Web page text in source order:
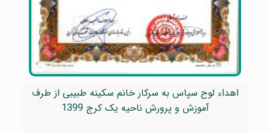
اهداء لوح سپاس به سرکار خانم سکینه طبیبی از طرف
آموزش و پرورش ناحیه یک کرج 1399